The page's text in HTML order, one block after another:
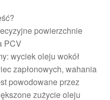
powierzchnie
PCV
wyciek oleju wokół
zapłonowych, wahania
powodowane przez
zużycie oleju